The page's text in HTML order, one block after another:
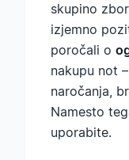
skupino
izjemno
poročali o
nakupu not
naročanja,
Namesto
uporabite.